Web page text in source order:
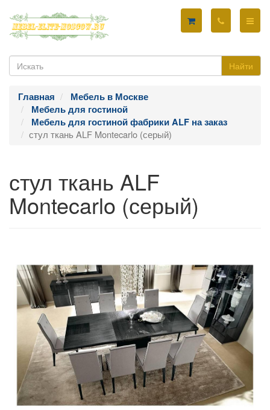
Найти
Главная
Мебель в Москве
Мебель для гостиной
Мебель для гостиной фабрики ALF на заказ
стул ткань ALF Montecarlo (серый)
стул ткань ALF
Montecarlo (серый)